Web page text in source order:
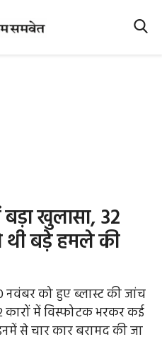
खुलासा, 32
थी बड़े हमले की
को हुए ब्लास्ट की जांच
कारों में विस्फोटक भरकर कई
से चार कार बरामद की जा